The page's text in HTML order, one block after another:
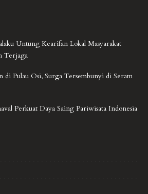
Untung Kearifan Lokal Masyarakat
Terjaga
di Pulau Osi, Surga Tersembunyi di Seram
Perkuat Daya Saing Pariwisata Indonesia